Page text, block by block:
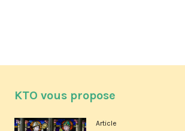
KTO vous propose
Article